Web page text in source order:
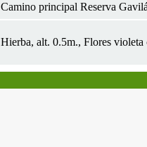
Camino principal Reserva
Hierba, alt. 0.5m., Flores violeta